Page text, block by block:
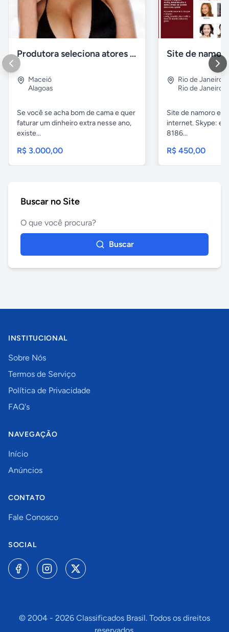
Produtora seleciona atores para filmes adultos
Maceió
Alagoas
Se você se acha bom de cama e quer
faturar um dinheiro extra nesse ano,
existe...
R$ 3.000,00
Site de
Rio de Janeiro
Rio de Janeiro
Site de namoro e
internet. Skype:
8186...
R$ 450,00
Buscar no Site
Buscar
INSTITUCIONAL
Sobre Nós
Termos de Serviço
Política de Privacidade
FAQ's
NAVEGAÇÃO
Início
Anúncios
CONTATO
Fale Conosco
SOCIAL
© 2004 - 2026 Classificados Brasil. Todos os direitos